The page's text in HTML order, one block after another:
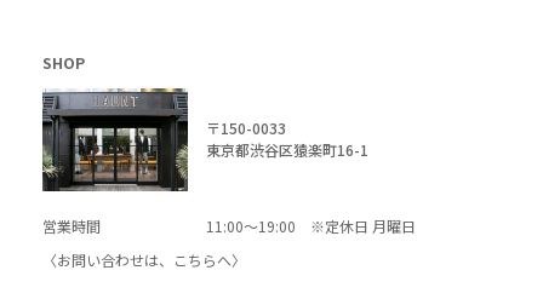
SHOP
〒150-0033
東京都渋谷区猿楽町16-1
営業時間
11:00～19:00 ※定休日 月曜日
〈お問い合わせは、
こちらへ〉